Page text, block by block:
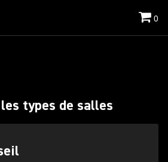
0
types de salles